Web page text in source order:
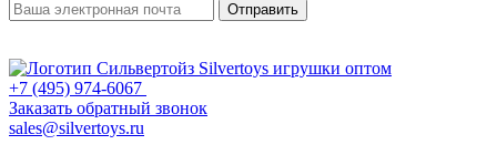
Отправить
+7 (495) 974-6067
Заказать обратный звонок
sales@silvertoys.ru